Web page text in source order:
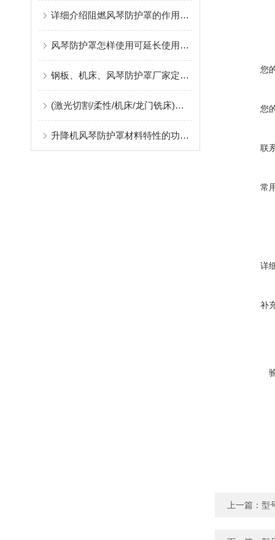
详细介绍阻燃风琴防护罩的作用及应用中出现问题的解决方案
风琴防护罩怎样使用可延长使用寿命
钢板、机床、风琴防护罩厂家定制指南：柔性防护材料的耐温、阻燃与往复寿命解析
(激光切割/柔性/机床/龙门铣床)风琴防护罩生产厂，位于河北沧州售后好支持非标定制
升降机风琴防护罩材料特性的功能匹配
您
您
联
常
详
补
上一篇： 型